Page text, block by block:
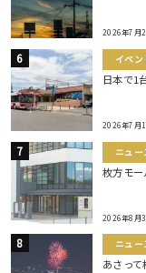
2026年7月
イベン
日本で1
2026年7月
ニュー
枚方モ
2026年8月3
ニュー
あさっ